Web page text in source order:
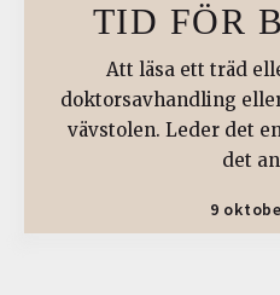
TID FÖR
Att läsa ett träd
doktorsavhandling
vävstolen. Leder det
det
9